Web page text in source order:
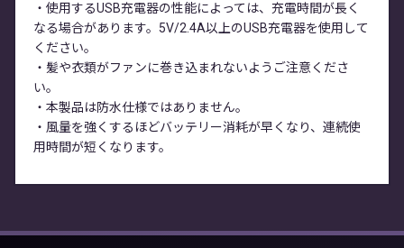
・使用するUSB充電器の性能によっては、充電時間が長く
なる場合があります。5V/2.4A以上のUSB充電器を使用して
ください。
・髪や衣類がファンに巻き込まれないようご注意くださ
い。
・本製品は防水仕様ではありません。
・風量を強くするほどバッテリー消耗が早くなり、連続使
用時間が短くなります。